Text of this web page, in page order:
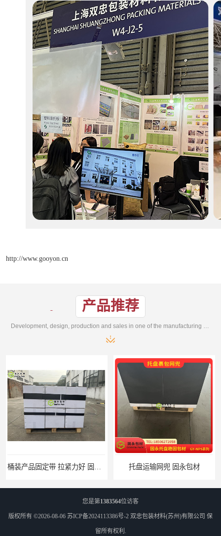
http://www.gooyon.cn
产品推荐
桶装产品固定带 拉紧力好 固永包材 托盘运输网兜 固永包材
您是第1383564位访客
版权所有 ©2026-08-06 苏ICP备2024113386号-2 双忠包装材料(苏州)有限公司 保
留所有权利.